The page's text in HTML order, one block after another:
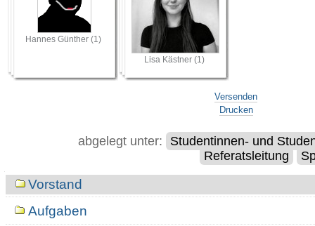
Hannes Günther (1)
Lisa Kästner (1)
Versenden
Drucken
abgelegt unter:
Studentinnen- und
Referatsleitung
NavigationVorstand
Aufgaben